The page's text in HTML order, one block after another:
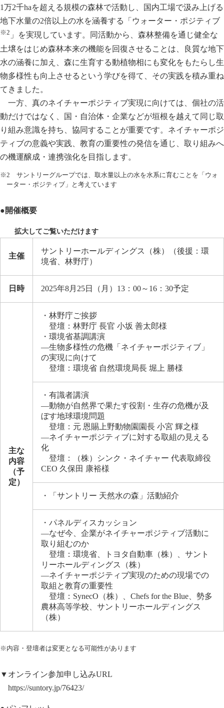
1万2千haを超える規模の森林で活動し、国内工場で汲み上げる
地下水量の2倍以上の水を涵養する「ウォーター・ポジティブ
※2 」を実現しています。同活動から、森林整備を通じ健全な
土壌をはじめ森林本来の機能を回復させることは、良質な地下
水の涵養に加え、森に生育する動植物相にも変化をもたらし生
物多様性も向上させるという学びを得て、その実践を積み重ね
てきました。
一方、真のネイチャーポジティブ実現に向けては、個社の活
動だけではなく、国・自治体・企業などが垣根を越えて同じ取
り組み意識を持ち、協同することが重要です。ネイチャーポジ
ティブの意義や実践、教育の重要性の発信を通じ、取り組みへ
の機運醸成・連携強化を目指します。
※2 サントリーグループでは、取水量以上の水を水系に育むことを「ウォ
ーター・ポジティブ」と考えています
●開催概要
主催
サントリーホールディングス（株）（後援：環
境省、林野庁）
日時 2025年8月25日（月）13：00～16：30予定
主な
内容
（予
定）
・林野庁ご挨拶
登壇：林野庁 長官 小坂 善太郎様
・環境省基調講演
―生物多様性の危機「ネイチャーポジティブ」
の実現に向けて
登壇：環境省 自然環境局長 堀上 勝様
・有識者講演
―動物が自然界で果たす役割・生存の危機が及
ぼす地球環境問題
登壇：元 恩賜上野動物園園長 小宮 輝之様
―ネイチャーポジティブに対する取組の見える
化
登壇：（株）シンク・ネイチャー 代表取締役
CEO 久保田 康裕様
・「サントリー 天然水の森」活動紹介
・パネルディスカッション
―なぜ今、企業がネイチャーポジティブ活動に
取り組むのか
登壇：環境省、トヨタ自動車（株）、サント
リーホールディングス（株）
―ネイチャーポジティブ実現のための現場での
取組と教育の重要性
登壇：SynecO（株）、Chefs for the Blue、勢多
農林高等学校、サントリーホールディングス
（株）
※内容・登壇者は変更となる可能性があります
▼オンライン参加申し込みURL
https://suntory.jp/76423/